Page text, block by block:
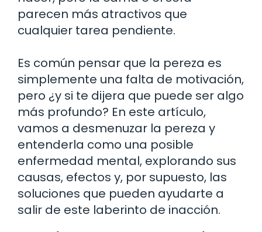
parecen más atractivos que
cualquier tarea pendiente.
Es común pensar que la pereza es
simplemente una falta de motivación,
pero ¿y si te dijera que puede ser algo
más profundo? En este artículo,
vamos a desmenuzar la pereza y
entenderla como una posible
enfermedad mental, explorando sus
causas, efectos y, por supuesto, las
soluciones que pueden ayudarte a
salir de este laberinto de inacción.